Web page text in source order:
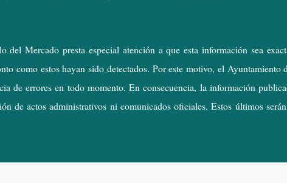
del Mercado presta especial atención a que esta información sea
como estos hayan sido detectados. Por este motivo, el
de errores en todo momento. En consecuencia, la información
de actos administrativos ni comunicados oficiales. Estos últimos